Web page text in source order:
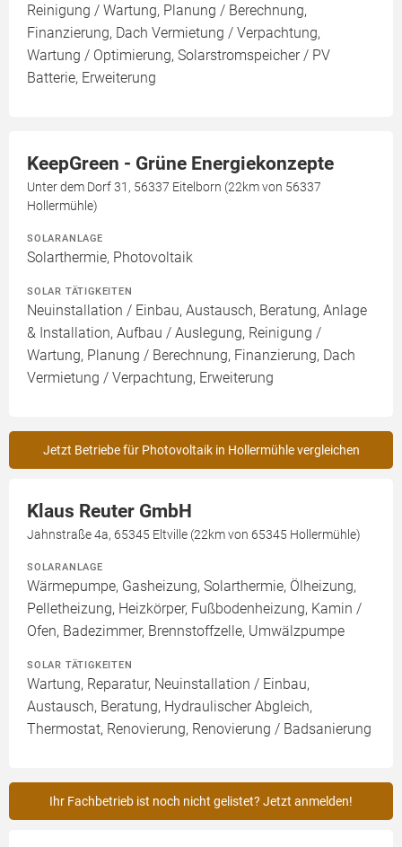
Reinigung / Wartung, Planung / Berechnung,
Finanzierung, Dach Vermietung / Verpachtung,
Wartung / Optimierung, Solarstromspeicher / PV
Batterie, Erweiterung
KeepGreen - Grüne Energiekonzepte
Unter dem Dorf 31, 56337 Eitelborn (22km von 56337
Hollermühle)
SOLARANLAGE
Solarthermie, Photovoltaik
SOLAR TÄTIGKEITEN
Neuinstallation / Einbau, Austausch, Beratung, Anlage
& Installation, Aufbau / Auslegung, Reinigung /
Wartung, Planung / Berechnung, Finanzierung, Dach
Vermietung / Verpachtung, Erweiterung
Jetzt Betriebe für Photovoltaik in Hollermühle vergleichen
Klaus Reuter GmbH
Jahnstraße 4a, 65345 Eltville (22km von 65345 Hollermühle)
SOLARANLAGE
Wärmepumpe, Gasheizung, Solarthermie, Ölheizung,
Pelletheizung, Heizkörper, Fußbodenheizung, Kamin /
Ofen, Badezimmer, Brennstoffzelle, Umwälzpumpe
SOLAR TÄTIGKEITEN
Wartung, Reparatur, Neuinstallation / Einbau,
Austausch, Beratung, Hydraulischer Abgleich,
Thermostat, Renovierung, Renovierung / Badsanierung
Ihr Fachbetrieb ist noch nicht gelistet? Jetzt anmelden!